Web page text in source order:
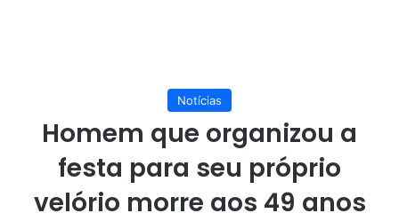
Notícias
Homem que organizou a
festa para seu próprio
velório morre aos 49 anos